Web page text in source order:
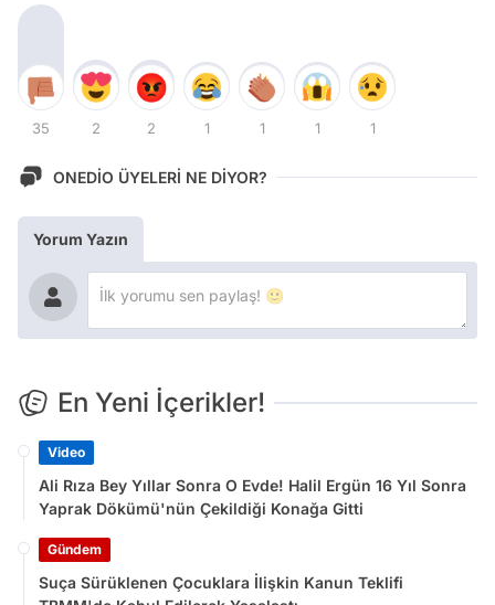
35 2 2 1 1 1 1
ONEDİO ÜYELERİ NE DİYOR?
Yorum Yazın
En Yeni İçerikler!
Video
Ali Rıza Bey Yıllar Sonra O Evde! Halil Ergün 16 Yıl Sonra
Yaprak Dökümü'nün Çekildiği Konağa Gitti
Gündem
Suça Sürüklenen Çocuklara İlişkin Kanun Teklifi